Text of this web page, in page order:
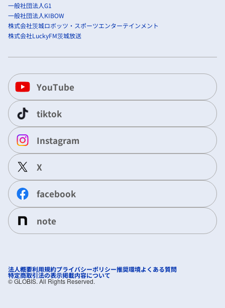
一般社団法人G1
一般社団法人KIBOW
株式会社茨城ロボッツ・スポーツエンターテインメント
株式会社LuckyFM茨城放送
YouTube
tiktok
Instagram
X
facebook
note
法人概要利用規約プライバシーポリシー推奨環境よくある質問
特定商取引法の表示掲載内容について
©︎ GLOBIS. All Rights Reserved.